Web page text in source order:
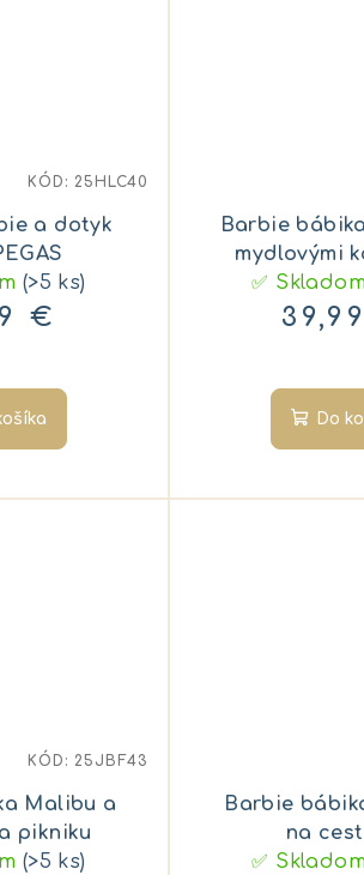
a dotyk
(>5 ks)
€
KÓD: 25HLC40
Barbie
mydlovými
✅
Do
Malibu a
pikniku
(>5 ks)
KÓD: 25JBF43
Barbie
na
✅